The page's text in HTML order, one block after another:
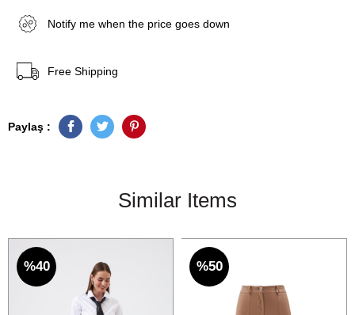
Notify me when the price goes down
Free Shipping
Paylaş :
Similar Items
%40 %50